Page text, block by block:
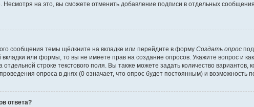
Несмотря на это, вы сможете отменить добавление подписи в отдельных
сообщения темы щёлкните на вкладке или перейдите в форму Создать опрос
вкладки или формы, то вы не имеете прав на создание опросов. Укажите вопрос и
строке текстового поля. Вы также можете задать количество вариантов,
опроса в днях (0 означает, что опрос будет постоянным) и возможность
ответа?